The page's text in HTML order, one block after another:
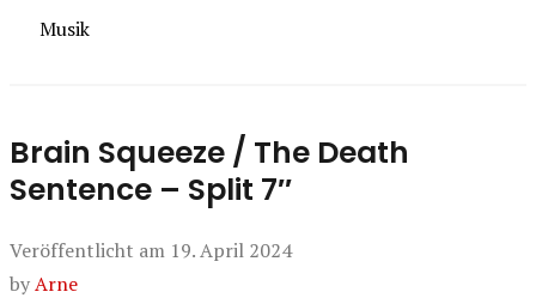
Kategorien
Musik
Brain Squeeze / The Death
Sentence – Split 7″
Veröffentlicht am 19. April 2024
byArne